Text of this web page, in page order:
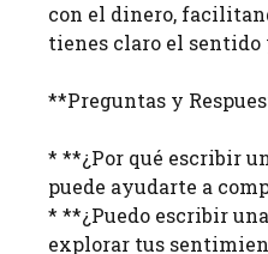
con el dinero,
tienes claro el
**Preguntas y
* **¿Por qué escribir
puede ayudarte a
* **¿Puedo escribir
explorar tus